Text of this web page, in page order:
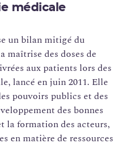
médicale
un bilan mitigé du
maîtrise des doses de
aux patients lors des
lancé en juin 2011. Elle
pouvoirs publics et des
des bonnes
la formation des acteurs,
en matière de ressources